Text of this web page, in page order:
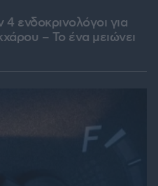
ενδοκρινολόγοι για
– Το ένα μειώνει